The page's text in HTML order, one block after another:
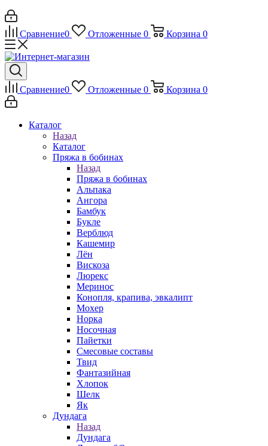
Сравнение0 Отложенные 0 Корзина 0
Сравнение0 Отложенные 0 Корзина 0
Каталог
Назад
Каталог
Пряжа в бобинах
Назад
Пряжа в бобинах
Альпака
Ангора
Бамбук
Букле
Верблюд
Кашемир
Лён
Вискоза
Люрекс
Меринос
Конопля, крапива, эвкалипт
Мохер
Норка
Носочная
Пайетки
Смесовые составы
Твид
Фантазийная
Хлопок
Шелк
Як
Дундага
Назад
Дундага